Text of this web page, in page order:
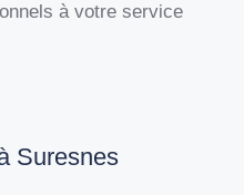
à votre service
Suresnes